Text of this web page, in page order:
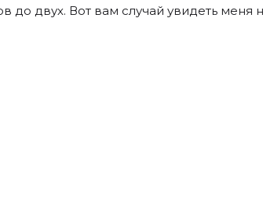
до двух. Вот вам случай увидеть меня